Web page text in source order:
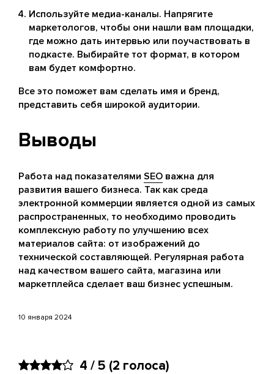
Используйте медиа-каналы. Напрягите
маркетологов, чтобы они нашли вам площадки,
где можно дать интервью или поучаствовать в
подкасте. Выбирайте тот формат, в котором
вам будет комфортно.
Все это поможет вам сделать имя и бренд,
представить себя широкой аудитории.
Выводы
Работа над показателями SEO важна для
развития вашего бизнеса. Так как среда
электронной коммерции является одной из самых
распространенных, то необходимо проводить
комплексную работу по улучшению всех
материалов сайта: от изображений до
технической составляющей. Регулярная работа
над качеством вашего сайта, магазина или
маркетплейса сделает ваш бизнес успешным.
10 января 2024
4 / 5 (2 голоса)